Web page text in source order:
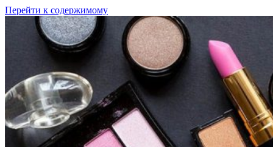
Перейти к содержимому